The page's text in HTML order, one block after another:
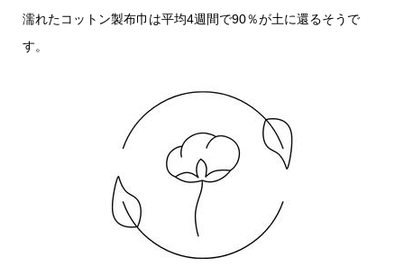
濡れたコットン製布巾は平均4週間で90％が土に還るそうで
す。